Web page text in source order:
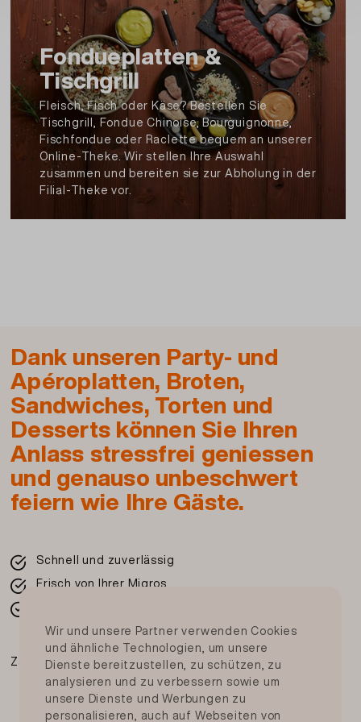
Fondueplatten &
Tischgrill
Fleisch, Fisch oder Käse? Bestellen Sie
Tischgrill, Fondue Chinoise, Bourguignonne,
Fischfondue oder Raclette bequem an unserer
Online-Theke. Wir stellen Ihre Auswahl
zusammen und bereiten sie zur Abholung in der
Filial-Theke vor.
Dank unseren Party- und
Apéroplatten, Broten,
Sandwiches, Torten und
Desserts können Sie Ihren
Anlass stressfrei geniessen
und genauso unbeschwert
feiern wie Ihre Gäste.
Schnell und zuverlässig
Frisch von Ihrer Migros
Zahlungsmittel
Wir und unsere Partner verwenden Cookies
und ähnliche Technologien, um unsere
Dienste bereitzustellen, zu schützen, zu
analysieren und zu verbessern sowie um
unsere Dienste und Werbungen zu
personalisieren, auch auf Webseiten von